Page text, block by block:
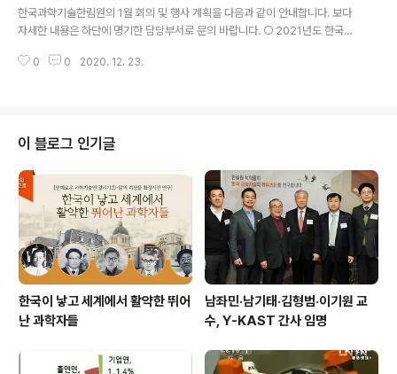
학평가 기관의 객관성 분석과 국내대학을 위한 제언 - 일시: 2. 19.(금) 15:00 -
장소: 엘타워 ※ 정책팀..
한국과학기술한림원의 1월 회의 및 행사 계획을 다음과 같이 안내합니다. 보다
자세한 내용은 하단에 명기한 담당부서로 문의 바랍니다. ○ 2021년도 한국과
장소: 더프라자호텔 다이아몬드홀 ※ 홍보팀: 031-710-4611
0 0 2020. 12. 23.
이 블로그 인기글
한국이 낳고 세계에서 활약한 뛰어
난 과학자들
남좌민·남기태·김형범·이기원 교
수, Y-KAST 간사 임명